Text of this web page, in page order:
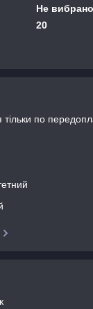
Не вибрано
20
по